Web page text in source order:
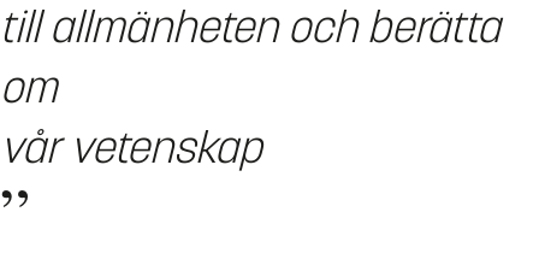
till allmänheten och berätta
om
vår vetenskap